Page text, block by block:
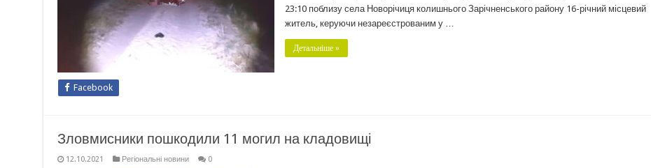
23:10 поблизу села Новорічиця колишнього Зарічненського району 16-річний місцевий
житель, керуючи незареєстрованим у …
Детальніше »
Facebook
Зловмисники пошкодили 11 могил на кладовищі
12.10.2021 Регіональні новини 0